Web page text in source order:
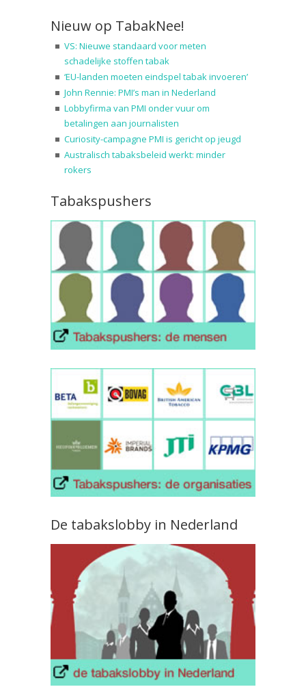
Nieuw op TabakNee!
VS: Nieuwe standaard voor meten
schadelijke stoffen tabak
‘EU-landen moeten eindspel tabak invoeren’
John Rennie: PMI’s man in Nederland
Lobbyfirma van PMI onder vuur om
betalingen aan journalisten
Curiosity-campagne PMI is gericht op jeugd
Australisch tabaksbeleid werkt: minder
rokers
Tabakspushers
De tabakslobby in Nederland